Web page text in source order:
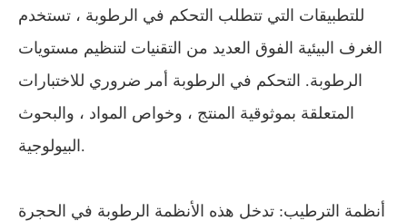
للتطبيقات التي تتطلب التحكم في الرطوبة ، تستخدم
الغرف البيئية الفوق العديد من التقنيات لتنظيم مستويات
الرطوبة. التحكم في الرطوبة أمر ضروري للاختبارات
المتعلقة بموثوقية المنتج ، وخواص المواد ، والبحوث
البيولوجية.
أنظمة الترطيب: تدخل هذه الأنظمة الرطوبة في الحجرة